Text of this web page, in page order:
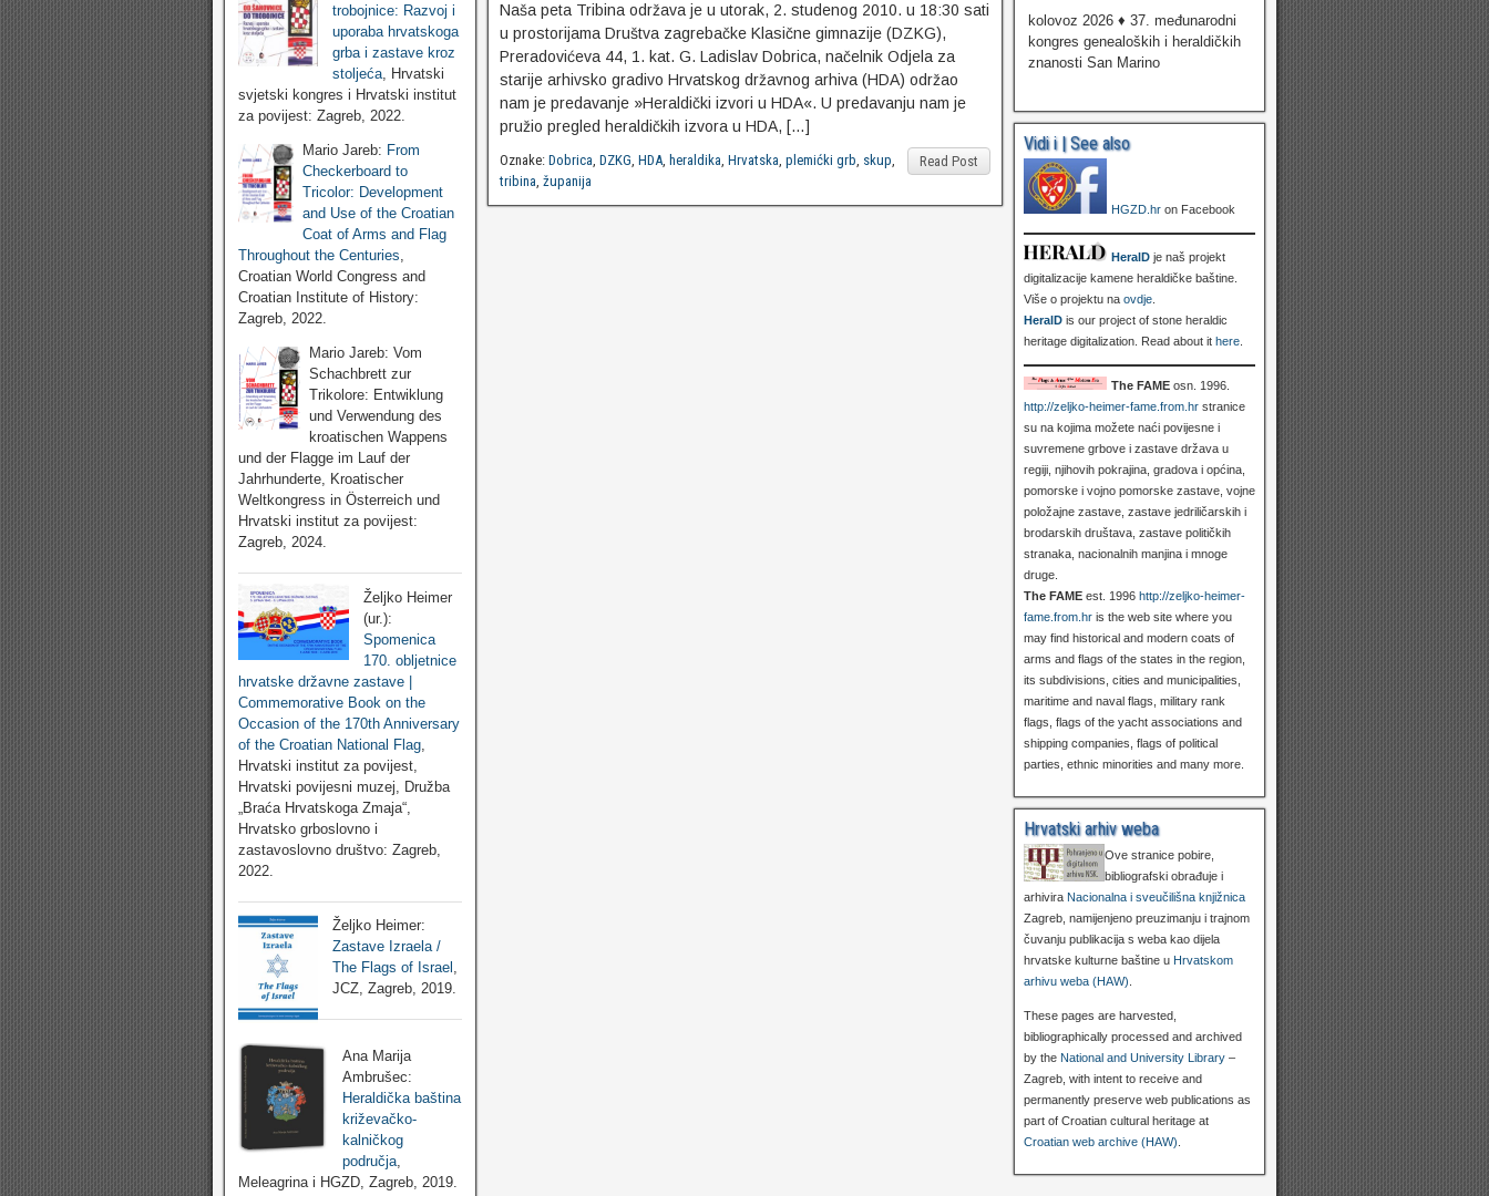
Naša peta Tribina održava je u utorak, 2. studenog 2010. u 18:30 sati
u prostorijama Društva zagrebačke Klasične gimnazije (DZKG),
Preradovićeva 44, 1. kat. G. Ladislav Dobrica, načelnik Odjela za
starije arhivsko gradivo Hrvatskog državnog arhiva (HDA) održao
nam je predavanje »Heraldički izvori u HDA«. U predavanju nam je
pružio pregled heraldičkih izvora u HDA, […]
Read Post
Oznake: Dobrica, DZKG, HDA, heraldika, Hrvatska, plemićki grb, skup,
tribina, županija
trobojnice: Razvoj i
uporaba hrvatskoga
grba i zastave kroz
stoljeća, Hrvatski
svjetski kongres i Hrvatski institut
za povijest: Zagreb, 2022.
Mario Jareb: From
Checkerboard to
Tricolor: Development
and Use of the Croatian
Coat of Arms and Flag
Throughout the Centuries,
Croatian World Congress and
Croatian Institute of History:
Zagreb, 2022.
Mario Jareb: Vom
Schachbrett zur
Trikolore: Entwiklung
und Verwendung des
kroatischen Wappens
und der Flagge im Lauf der
Jahrhunderte, Kroatischer
Weltkongress in Österreich und
Hrvatski institut za povijest:
Zagreb, 2024.
Željko Heimer
(ur.):
Spomenica
170. obljetnice
hrvatske državne zastave |
Commemorative Book on the
Occasion of the 170th Anniversary
of the Croatian National Flag
Hrvatski institut za povijest,
Hrvatski povijesni muzej, Družba
„Braća Hrvatskoga Zmaja“,
Hrvatsko grboslovno i
zastavoslovno društvo: Zagreb,
2022.
Željko Heimer:
Zastave Izraela /
The Flags of Israel ,
JCZ, Zagreb, 2019.
Ana Marija
Ambrušec:
Heraldička baština
križevačko-
kalničkog
područja,
Meleagrina i HGZD, Zagreb, 2019.
kolovoz 2026 ♦ 37. međunarodni
kongres genealoških i heraldičkih
znanosti San Marino
Vidi i | See also
HGZD.hron Facebook
HeralDje naš projekt
digitalizacije kamene heraldičke baštine.
Više o projektu na ovdje.
HeralDis our project of stone heraldic
heritage digitalization. Read about it here.
The FAMEosn. 1996.
http://zeljko-heimer-fame.from.hrstranice
su na kojima možete naći povijesne i
suvremene grbove i zastave država u
regiji, njihovih pokrajina, gradova i općina,
pomorske i vojno pomorske zastave, vojne
položajne zastave, zastave jedriličarskih i
brodarskih društava, zastave političkih
stranaka, nacionalnih manjina i mnoge
druge.
The FAMEest. 1996 http://zeljko-heimer-
fame.from.hris the web site where you
may find historical and modern coats of
arms and flags of the states in the region,
its subdivisions, cities and municipalities,
maritime and naval flags, military rank
flags, flags of the yacht associations and
shipping companies, flags of political
parties, ethnic minorities and many more.
Hrvatski arhiv weba
Ove stranice pobire,
bibliografski obrađuje i
arhivira Nacionalna i sveučilišna knjižnica
Zagreb, namijenjeno preuzimanju i trajnom
čuvanju publikacija s weba kao dijela
hrvatske kulturne baštine u Hrvatskom
arhivu weba (HAW)
These pages are harvested,
bibliographically processed and archived
by the National and University Library–
Zagreb, with intent to receive and
permanently preserve web publications as
part of Croatian cultural heritage at
Croatian web archive (HAW)